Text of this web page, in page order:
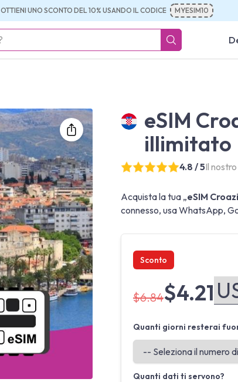
OTTIENI UNO SCONTO DEL 10% USANDO IL CODICE MYESIM10
eSIM
illimitato
4.8 / 5Il
Acquista la tua „eSIM
connesso, usa WhatsApp,
Sconto
$6.84$4.21
Quanti giorni resterai
Quanti dati ti servono?